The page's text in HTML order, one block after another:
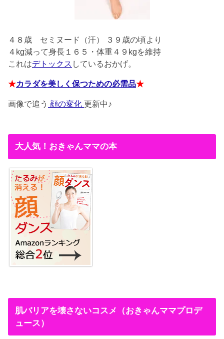
４８歳 セミヌード（汗） ３９歳の頃より
４kg減って身長１６５・体重４９kgを維持
これはデトックス しているおかげ。
★カラダを美しく保つための必需品★
画像で追う 顔の変化 更新中♪
大人気！おきゃんママの本
肌バリアを壊さないコスメ（おきゃんママプロデ
ュース）